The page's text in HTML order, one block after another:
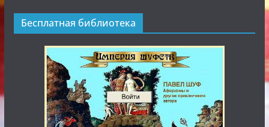
Бесплатная библиотека